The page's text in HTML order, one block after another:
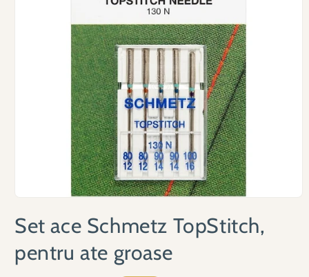
media
1
o
fereastră
Set ace Schmetz TopStitch,
pentru ate groase